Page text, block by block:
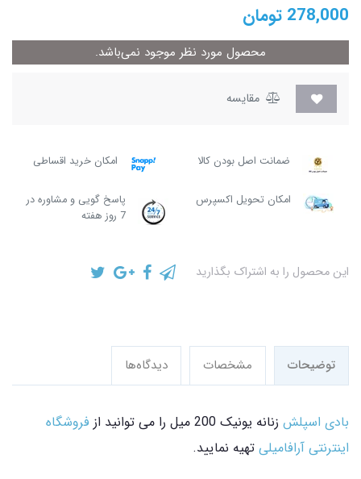
278,000 تومان
محصول مورد نظر موجود نمی‌باشد.
مقایسه
ضمانت اصل بودن کالا امکان خرید اقساطی
امکان تحویل اکسپرس
پاسخ گویی و مشاوره در
7 روز هفته
این محصول را به اشتراک بگذارید
توضیحات مشخصات دیدگاه‌ها
بادی اسپلش زنانه یونیک 200 میل را می توانید از
فروشگاه
اینترنتی آرافامیلی تهیه نمایید.